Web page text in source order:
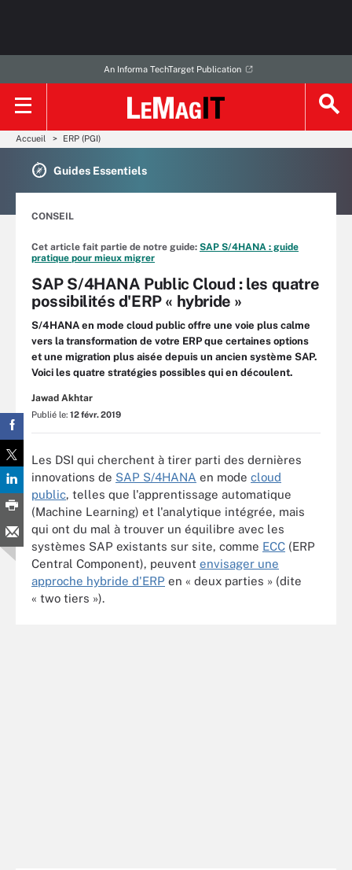
An Informa TechTarget Publication
Accueil ERP (PGI)
Guides Essentiels
CONSEIL
Cet article fait partie de notre guide: SAP S/4HANA : guide
pratique pour mieux migrer
SAP S/4HANA Public Cloud : les quatre
possibilités d'ERP « hybride »
S/4HANA en mode cloud public offre une voie plus calme
vers la transformation de votre ERP que certaines options
et une migration plus aisée depuis un ancien système SAP.
Voici les quatre stratégies possibles qui en découlent.
Jawad Akhtar
Publié le: 12 févr. 2019
Les DSI qui cherchent à tirer parti des dernières
innovations de SAP S/4HANA en mode cloud
public, telles que l'apprentissage automatique
(Machine Learning) et l'analytique intégrée, mais
qui ont du mal à trouver un équilibre avec les
systèmes SAP existants sur site, comme ECC (ERP
Central Component), peuvent envisager une
approche hybride d'ERP en « deux parties » (dite
« two tiers »).